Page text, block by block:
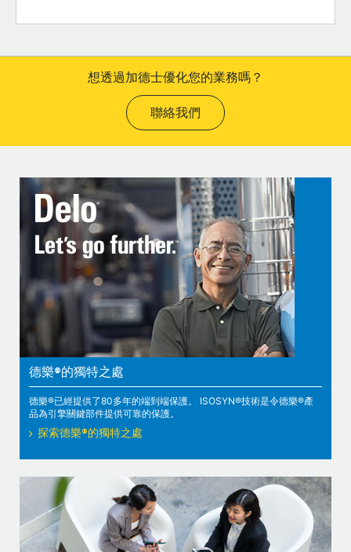
想透過加德士優化您的業務嗎？
聯絡我們
德樂®的獨特之處
德樂®已經提供了80多年的端到端保護。 ISOSYN®技術是令德樂®產
品為引擎關鍵部件提供可靠的保護。
探索德樂®的獨特之處